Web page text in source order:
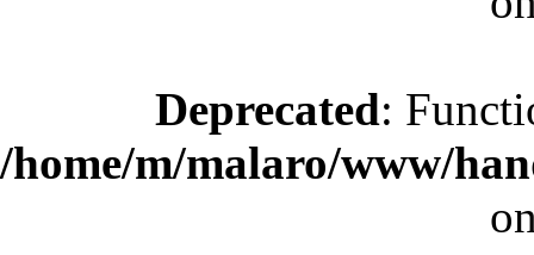
Deprecated:
/home/m/malaro/www/